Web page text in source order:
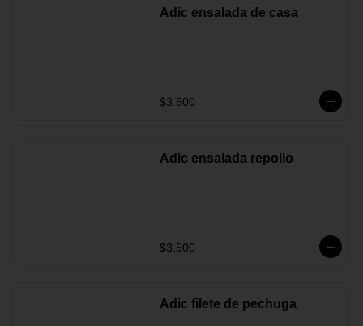
Adic ensalada de casa
$3.500
Adic ensalada repollo
$3.500
Adic filete de pechuga